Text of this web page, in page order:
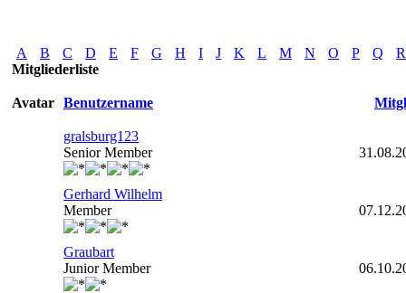
A B C D E F G H I J K L M N O P Q
R
Mitgliederliste
Avatar Benutzername
gralsburg123
Senior Member
Gerhard Wilhelm
Member
Graubart
Junior Member